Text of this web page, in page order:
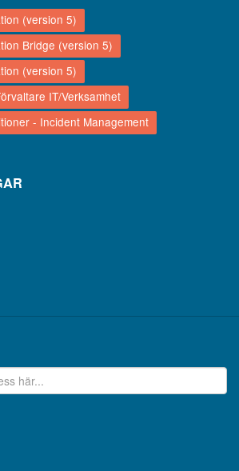
(version 5)
Bridge (version 5)
(version 5)
IT/Verksamhet
- Incident Management